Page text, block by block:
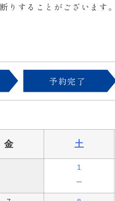
することがございます。
予約完了
金 土
1
－